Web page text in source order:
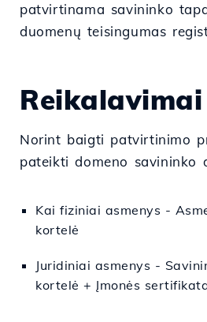
patvirtinama savininko
duomenų teisingumas
Reikalavimai
Norint baigti patvirtinimo
pateikti domeno savininko
Kai fiziniai asmenys -
kortelė
Juridiniai asmenys -
kortelė + Įmonės